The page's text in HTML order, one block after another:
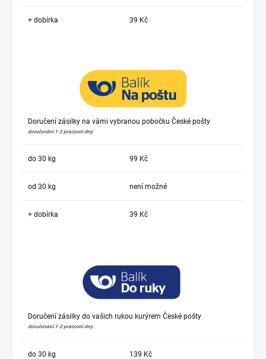
+ dobírka 39 Kč
Doručení zásilky na vámi vybranou pobočku České pošty
doručování 1-2 pracovní dny
do 30 kg 99 Kč
od 30 kg není možné
+ dobírka 39 Kč
Doručení zásilky do vašich rukou kurýrem České pošty
doručování 1-2 pracovní dny
do 30 kg 139 Kč